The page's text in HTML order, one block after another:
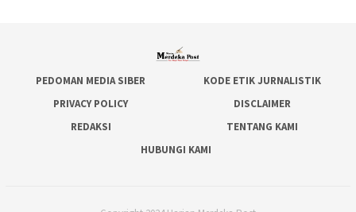
PEDOMAN MEDIA SIBER
KODE ETIK JURNALISTIK
PRIVACY POLICY
DISCLAIMER
REDAKSI
TENTANG KAMI
HUBUNGI KAMI